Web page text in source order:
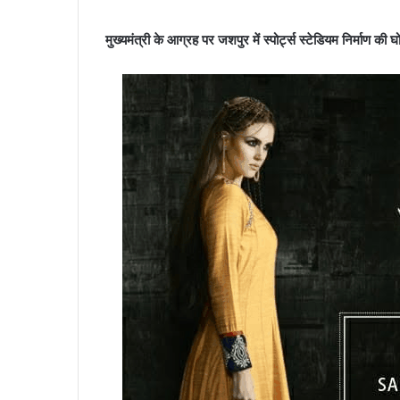
मुख्यमंत्री के आग्रह पर जशपुर में स्पोर्ट्स स्टेडियम निर्माण की